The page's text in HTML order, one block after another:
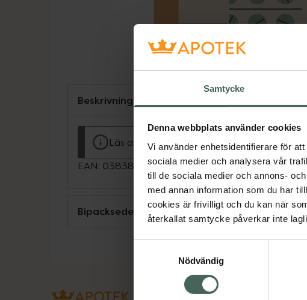
Samtycke
Denna webbplats använder cookies
Vi använder enhetsidentifierare för
sociala medier och analysera vår
till de sociala medier och annons-
med annan information som du har
cookies är frivilligt och du kan när
återkallat samtycke påverkar inte
Nödvändig
Beskrivning
Läs alltid bipacksedeln innan användning.
EAN: 03838989688820
Bipacksedel från FASS